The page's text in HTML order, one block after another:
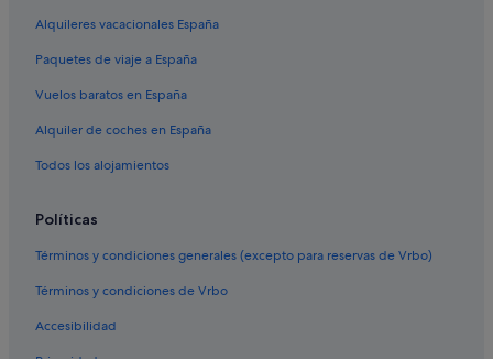
Alquileres vacacionales España
Paquetes de viaje a España
Vuelos baratos en España
Alquiler de coches en España
Todos los alojamientos
Políticas
Términos y condiciones generales (excepto para reservas de Vrbo)
Términos y condiciones de Vrbo
Accesibilidad